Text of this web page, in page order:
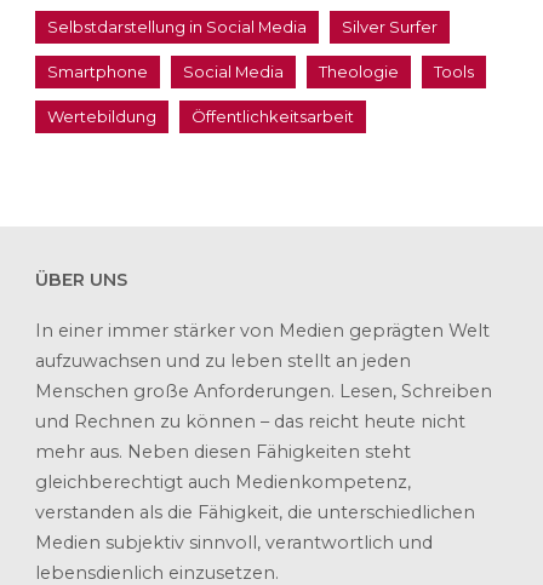
Selbstdarstellung in Social Media Silver Surfer
Smartphone Social Media Theologie Tools
Wertebildung Öffentlichkeitsarbeit
ÜBER UNS
In einer immer stärker von Medien geprägten Welt
aufzuwachsen und zu leben stellt an jeden
Menschen große Anforderungen. Lesen, Schreiben
und Rechnen zu können – das reicht heute nicht
mehr aus. Neben diesen Fähigkeiten steht
gleichberechtigt auch Medienkompetenz,
verstanden als die Fähigkeit, die unterschiedlichen
Medien subjektiv sinnvoll, verantwortlich und
lebensdienlich einzusetzen.